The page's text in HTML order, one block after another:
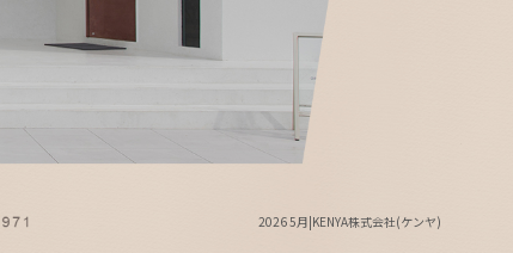
2026 5月|KENYA株式会社(ケンヤ)